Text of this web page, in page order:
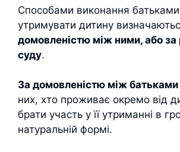
Способами виконання батьками
утримувати дитину
домовленістю між ними, або
суду.
За домовленістю між
них, хто проживає окремо від
брати участь у її утриманні в
натуральній формі.